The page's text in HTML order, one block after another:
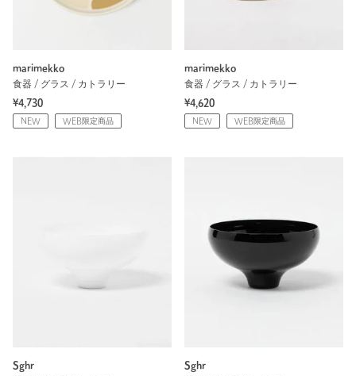
marimekko
食器 / グラス / カトラリー
¥4,730
NEW WEB限定商品
marimekko
食器 / グラス / カトラリー
¥4,620
NEW WEB限定商品
Sghr
Sghr